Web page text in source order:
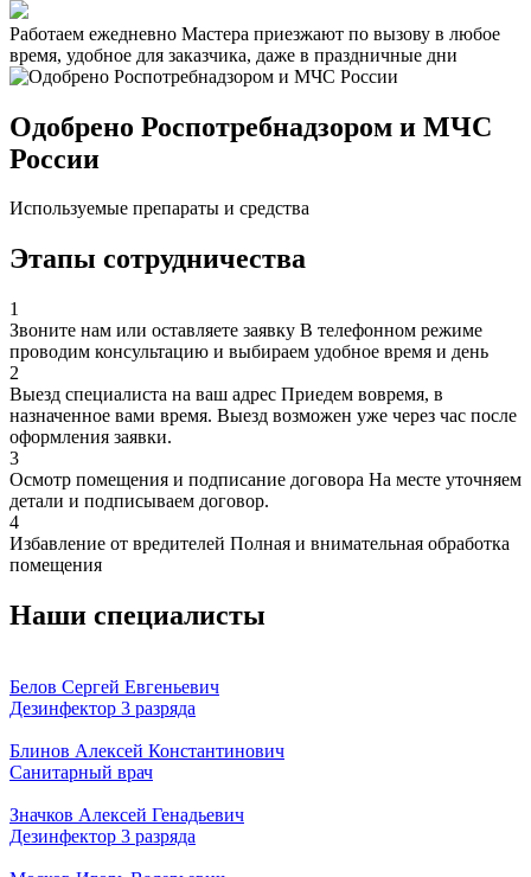
Работаем ежедневно Мастера приезжают по вызову в любое
время, удобное для заказчика, даже в праздничные дни
Одобрено Роспотребнадзором и МЧС
России
Используемые препараты и средства
Этапы сотрудничества
1
Звоните нам или оставляете заявку В телефонном режиме
проводим консультацию и выбираем удобное время и день
2
Выезд специалиста на ваш адрес Приедем вовремя, в
назначенное вами время. Выезд возможен уже через час после
оформления заявки.
3
Осмотр помещения и подписание договора На месте уточняем
детали и подписываем договор.
4
Избавление от вредителей Полная и внимательная обработка
помещения
Наши специалисты
Белов Сергей Евгеньевич
Дезинфектор 3 разряда
Блинов Алексей Константинович
Санитарный врач
Значков Алексей Генадьевич
Дезинфектор 3 разряда